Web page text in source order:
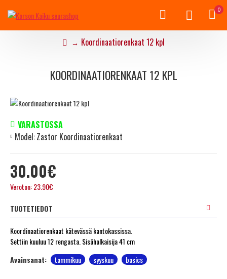
0
Koordinaatiorenkaat 12 kpl
KOORDINAATIORENKAAT 12 KPL
30.00€
Veroton: 23.90€
VARASTOSSA
Model:Zastor Koordinaatiorenkaat
TUOTETIEDOT
Koordinaatiorenkaat kätevässä kantokassissa.
Settiin kuuluu 12 rengasta. Sisähalkaisija 41 cm
Avainsanat:
tammikuu syyskuu basics